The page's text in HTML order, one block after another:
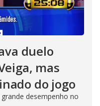
duelo
mas
do jogo
desempenho no